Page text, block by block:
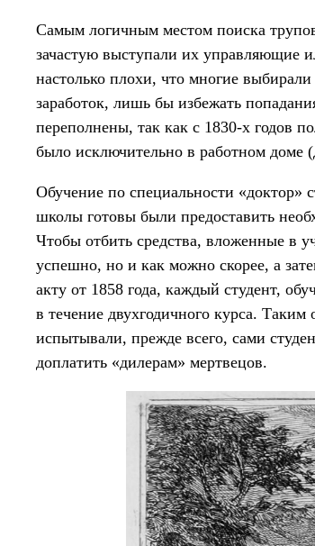
Самым логичным местом поиска
зачастую выступали их управляющие
настолько плохи, что многие
заработок, лишь бы избежать
переполнены, так как с 1830-х годов
было исключительно в работном доме
Обучение по специальности «доктор»
школы готовы были предоставить
Чтобы отбить средства, вложенные в
успешно, но и как можно скорее, а
акту от 1858 года, каждый студент,
в течение двухгодичного курса. Таким
испытывали, прежде всего, сами
доплатить «дилерам» мертвецов.